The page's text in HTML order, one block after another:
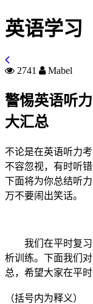
英语学习
2741 Mabel
警惕英语听
大汇总
不论是在英语听力
不容忽视，有时听
下面将为你总结听
万不要闹出笑话。
我们在平时复
析训练。下面我们
总，希望大家在平时
（括号内为释义）